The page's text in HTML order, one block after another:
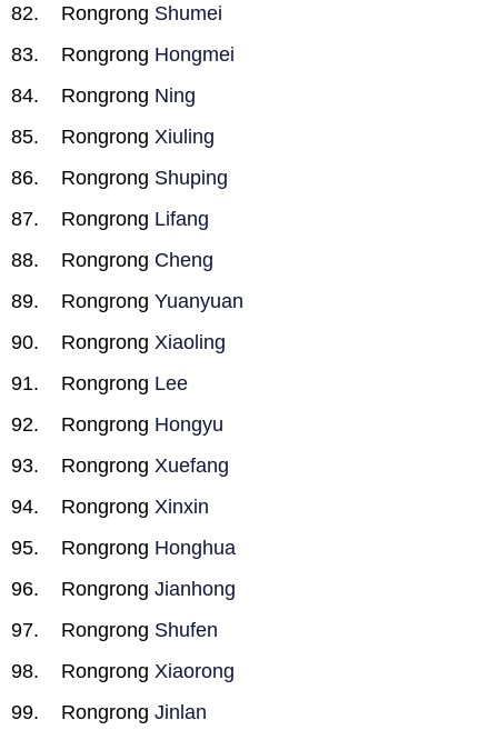
Rongrong Shumei
Rongrong Hongmei
Rongrong Ning
Rongrong Xiuling
Rongrong Shuping
Rongrong Lifang
Rongrong Cheng
Rongrong Yuanyuan
Rongrong Xiaoling
Rongrong Lee
Rongrong Hongyu
Rongrong Xuefang
Rongrong Xinxin
Rongrong Honghua
Rongrong Jianhong
Rongrong Shufen
Rongrong Xiaorong
Rongrong Jinlan